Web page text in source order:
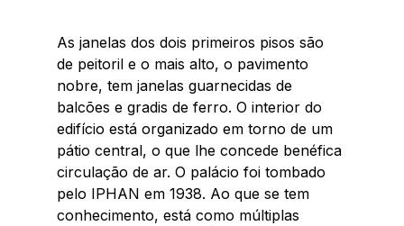
As janelas dos dois primeiros pisos são
de peitoril e o mais alto, o pavimento
nobre, tem janelas guarnecidas de
balcões e gradis de ferro. O interior do
edifício está organizado em torno de um
pátio central, o que lhe concede benéfica
circulação de ar. O palácio foi tombado
pelo IPHAN em 1938. Ao que se tem
conhecimento, está como múltiplas